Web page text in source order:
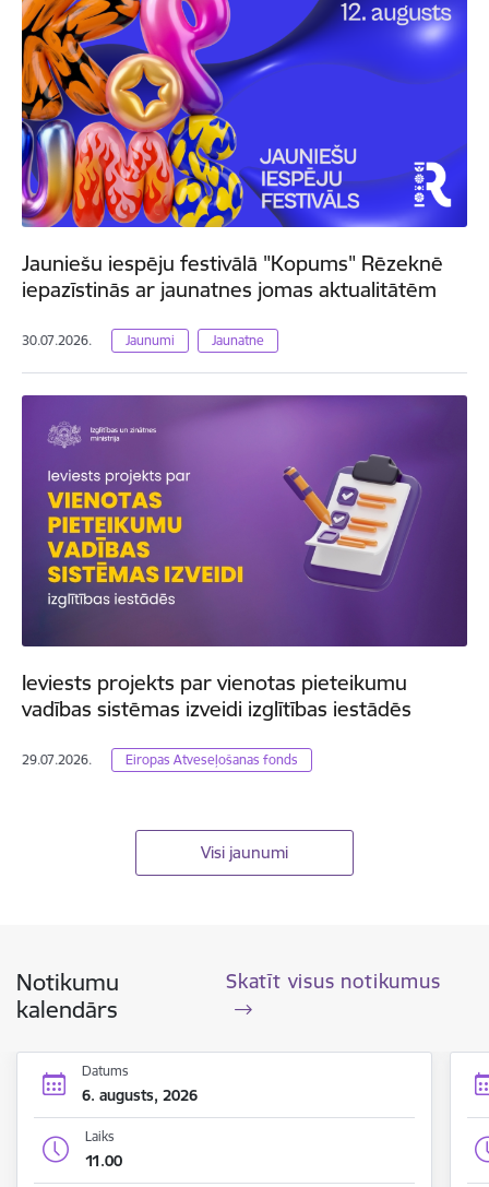
Jauniešu iespēju festivālā "Kopums" Rēzeknē
iepazīstinās ar jaunatnes jomas aktualitātēm
30.07.2026. Jaunumi Jaunatne
Ieviests projekts par vienotas pieteikumu
vadības sistēmas izveidi izglītības iestādēs
29.07.2026. Eiropas Atveseļošanas fonds
Visi jaunumi
Notikumu
kalendārs
Skatīt visus notikumus
Datums
6. augusts, 2026
Laiks
11.00